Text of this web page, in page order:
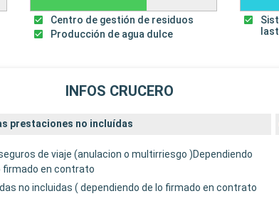
Centro de gestión de residuos
Producción de agua dulce
INFOS CRUCERO
prestaciones no incluídas
de viaje (anulacion o multirriesgo )Dependiendo
firmado en contrato
no incluidas ( dependiendo de lo firmado en contrato